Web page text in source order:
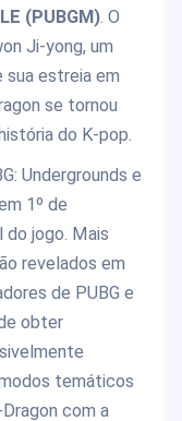
(PUBGM). O
Ji-yong, um
sua estreia em
se tornou
do K-pop.
Undergrounds e
1º de
jogo. Mais
revelados em
de PUBG e
obter
temáticos
com a